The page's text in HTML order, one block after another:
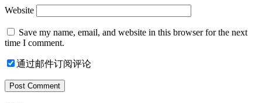
Website
Save my name, email, and website in this browser for the next
time I comment.
通过邮件订阅评论